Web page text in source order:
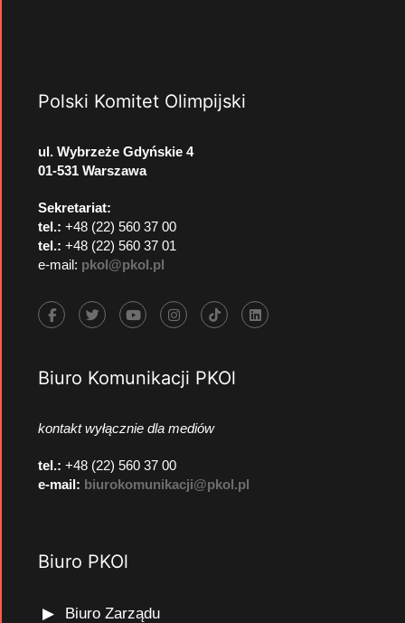
Polski Komitet Olimpijski
ul. Wybrzeże Gdyńskie 4
01-531 Warszawa
Sekretariat:
tel.: +48 (22) 560 37 00
tel.: +48 (22) 560 37 01
e-mail: pkol@pkol.pl
Biuro Komunikacji PKOl
kontakt wyłącznie dla mediów
tel.: +48 (22) 560 37 00
e-mail: biurokomunikacji@pkol.pl
Biuro PKOl
Biuro Zarządu